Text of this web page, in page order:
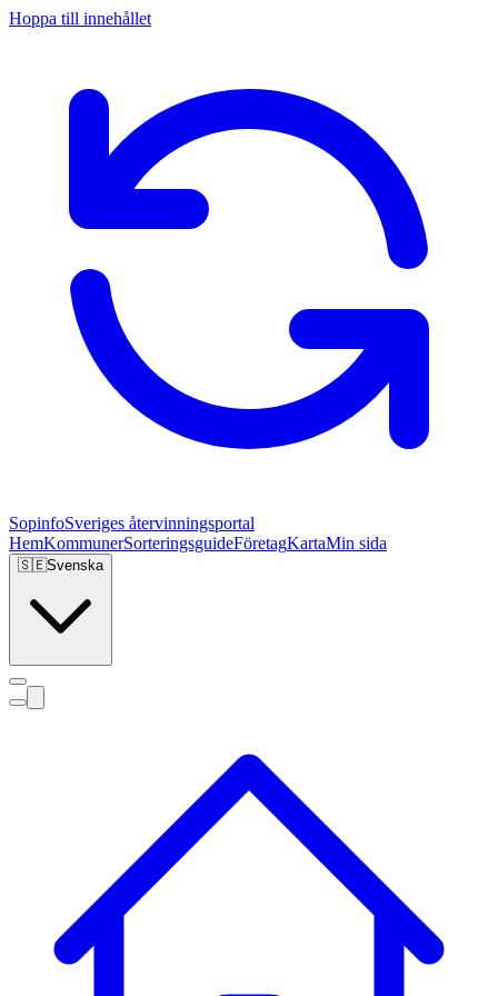
Hoppa till innehållet
SopinfoSveriges återvinningsportal
HemKommunerSorteringsguideFöretagKartaMin sida
🇸🇪Svenska